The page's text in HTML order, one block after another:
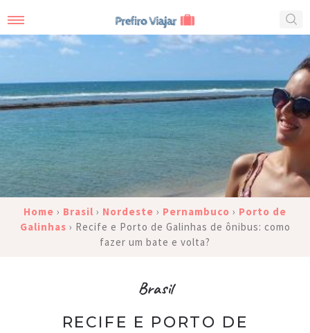
Home › Brasil › Nordeste › Pernambuco › Porto de
Galinhas › Recife e Porto de Galinhas de ônibus: como
fazer um bate e volta?
Brasil
RECIFE E PORTO DE